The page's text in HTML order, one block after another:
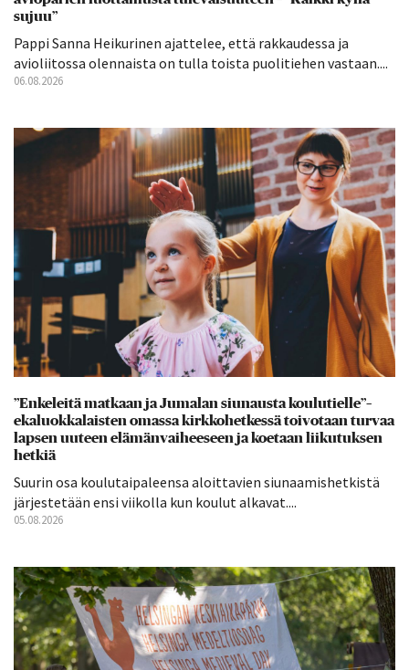
sujuu”
Pappi Sanna Heikurinen ajattelee, että rakkaudessa ja
avioliitossa olennaista on tulla toista puolitiehen vastaan....
06.08.2026
”Enkeleitä matkaan ja Jumalan siunausta koulutielle”–
ekaluokkalaisten omassa kirkkohetkessä toivotaan turvaa
lapsen uuteen elämänvaiheeseen ja koetaan liikutuksen
hetkiä
Suurin osa koulutaipaleensa aloittavien siunaamishetkistä
järjestetään ensi viikolla kun koulut alkavat....
05.08.2026